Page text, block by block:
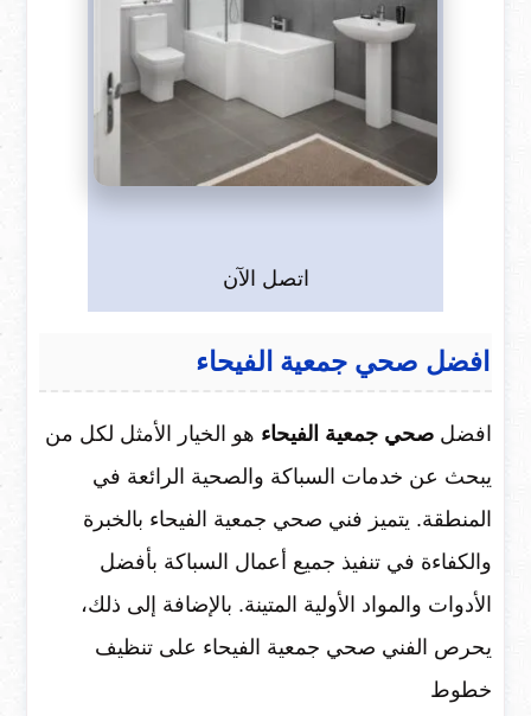
اتصل الآن
افضل صحي جمعية الفيحاء
افضل صحي جمعية الفيحاء هو الخيار الأمثل لكل من
يبحث عن خدمات السباكة والصحية الرائعة في
المنطقة. يتميز فني صحي جمعية الفيحاء بالخبرة
والكفاءة في تنفيذ جميع أعمال السباكة بأفضل
الأدوات والمواد الأولية المتينة. بالإضافة إلى ذلك،
يحرص الفني صحي جمعية الفيحاء على تنظيف
خطوط